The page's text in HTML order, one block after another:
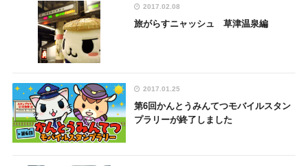
2017.02.08
旅がらすニャッシュ 草津温泉編
2017.01.25
第6回かんとうみんてつモバイルスタン
プラリーが終了しました